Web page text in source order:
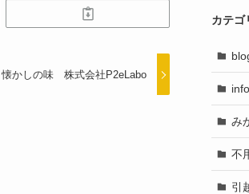
懐かしの味 株式会社P2eLabo
カテゴ
info
み
不
引